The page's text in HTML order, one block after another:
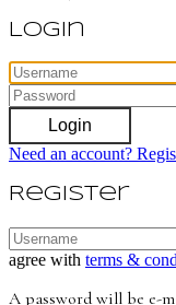
Login
Login
Need an account?
Register
agree with terms &
A password will be e-